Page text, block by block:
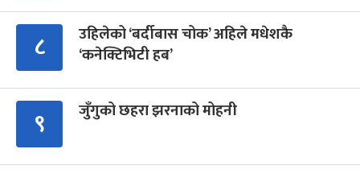
८
उहिलेको ‘बर्दीबास चोक’ अहिले मधेशकै
‘कनेक्टिभिटी हब’
९ जुँगुको छहरा झरनाको मोहनी